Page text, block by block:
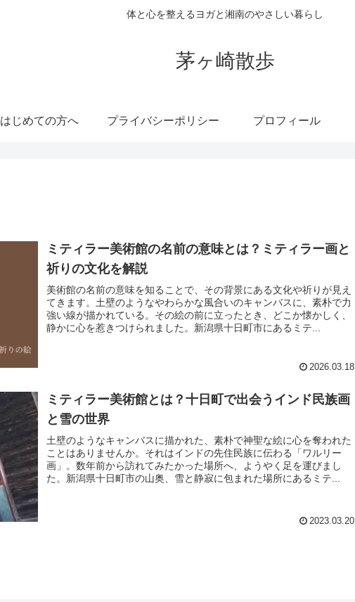
体と心を整えるヨガと湘南のやさしい暮らし
茅ヶ崎散歩
はじめての方へ プライバシーポリシー プロフィール
ミティラー美術館の名前の意味とは？ミティラー画と
祈りの文化を解説
美術館の名前の意味を知ることで、その背景にある文化や祈りが見え
てきます。土壁のようなやわらかな風合いのキャンバスに、素朴で力
強い線が描かれている。その絵の前に立ったとき、どこか懐かしく、
静かに心を惹きつけられました。新潟県十日町市にあるミテ...
2026.03.18
ミティラー美術館とは？十日町で出会うインド民族画
と雪の世界
土壁のようなキャンバスに描かれた、素朴で神聖な絵に心を奪われた
ことはありませんか。それはインドの先住民族に伝わる「ワルリー
画」。数年前から訪れてみたかった場所へ、ようやく足を運びまし
た。新潟県十日町市の山奥、雪と静寂に包まれた場所にあるミテ...
2023.03.20